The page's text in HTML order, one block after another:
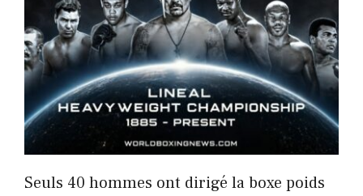
Seuls 40 hommes ont dirigé la boxe poids